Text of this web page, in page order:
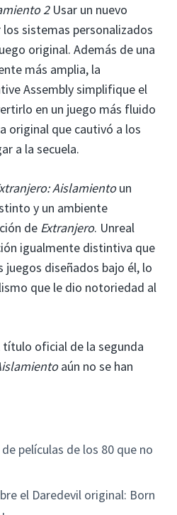
2 Usar un nuevo
sistemas personalizados
original. Además de una
más amplia, la
Assembly simplifique el
en un juego más fluido
original que cautivó a los
a la secuela.
Aislamientoun
y un ambiente
de Extranjero. Unreal
igualmente distintiva que
diseñados bajo él, lo
que le dio notoriedad al
título oficial de la segunda
aún no se han
películas de los 80 que no
el Daredevil original: Born